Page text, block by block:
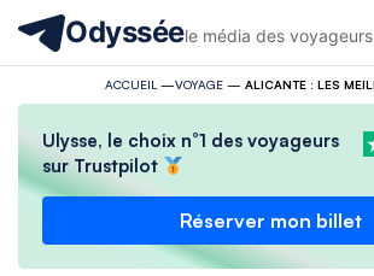
Odysséele média des voyageurs
ACCUEIL —VOYAGE—
Ulysse, le choix n°1 des voyageurs
sur Trustpilot
Réserver mon billet